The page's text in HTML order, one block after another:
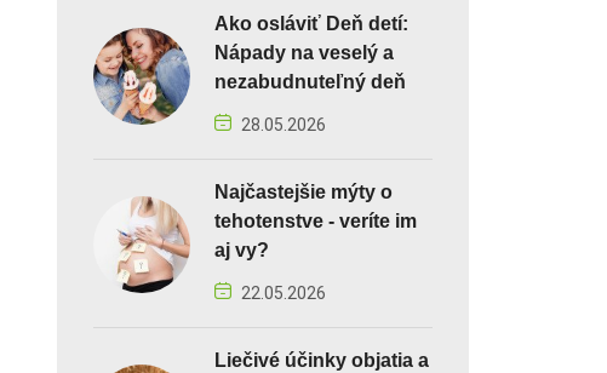
Ako osláviť Deň detí:
Nápady na veselý a
nezabudnuteľný deň
28.05.2026
Najčastejšie mýty o
tehotenstve - veríte im
aj vy?
22.05.2026
Liečivé účinky objatia a